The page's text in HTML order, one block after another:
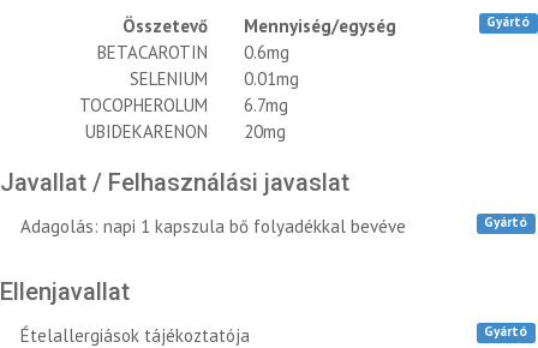
Összetevő
Mennyiség/egység
BETACAROTIN
0.6mg
SELENIUM
0.01mg
TOCOPHEROLUM
6.7mg
UBIDEKARENON
20mg
Gyártó
Javallat / Felhasználási javaslat
Adagolás: napi 1 kapszula bő folyadékkal bevéve Gyártó
Ellenjavallat
Ételallergiások tájékoztatója Gyártó